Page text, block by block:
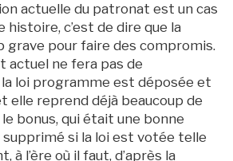
actuelle du patronat est un cas
histoire, c’est de dire que la
pour faire des compromis.
actuel ne fera pas de
loi programme est déposée et
elle reprend déjà beaucoup de
bonus, qui était une bonne
supprimé si la loi est votée telle
à l’ère où il faut, d’après la